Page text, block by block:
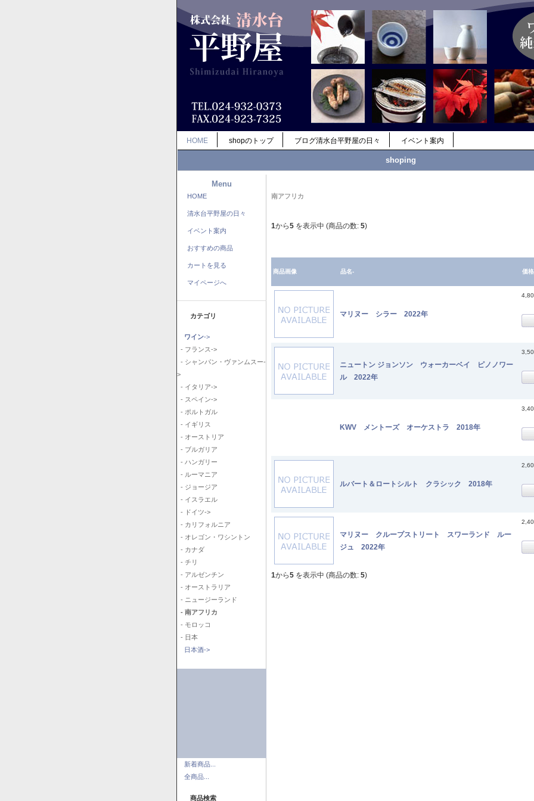
HOME shopのトップ ブログ清水台平野屋の日々 イベント案内
shoping
Menu
HOME
清水台平野屋の日々
イベント案内
おすすめの商品
カートを見る
マイページへ
カテゴリ
ワイン->
- フランス->
- シャンパン・ヴァンムスー-
>
- イタリア->
- スペイン->
- ポルトガル
- イギリス
- オーストリア
- ブルガリア
- ハンガリー
- ルーマニア
- ジョージア
- イスラエル
- ドイツ->
- カリフォルニア
- オレゴン・ワシントン
- カナダ
- チリ
- アルゼンチン
- オーストラリア
- ニュージーランド
- 南アフリカ
- モロッコ
- 日本
日本酒->
新着商品...
全商品...
商品検索
南アフリカ
1から5 を表示中 (商品の数: 5)
商品画像 品名- 価格
マリヌー シラー 2022年
ニュートン ジョンソン ウォーカーベイ ピノノワー
ル 2022年
KWV メントーズ オーケストラ 2018年
ルバート＆ロートシルト クラシック 2018年
マリヌー クループストリート スワーランド ルー
ジュ 2022年
1から5 を表示中 (商品の数: 5)